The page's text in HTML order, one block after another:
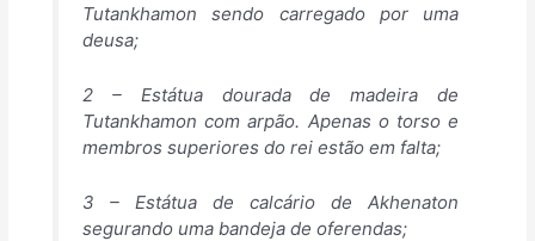
Tutankhamon sendo carregado por uma
deusa;
2 – Estátua dourada de madeira de
Tutankhamon com arpão. Apenas o torso e
membros superiores do rei estão em falta;
3 – Estátua de calcário de Akhenaton
segurando uma bandeja de oferendas;